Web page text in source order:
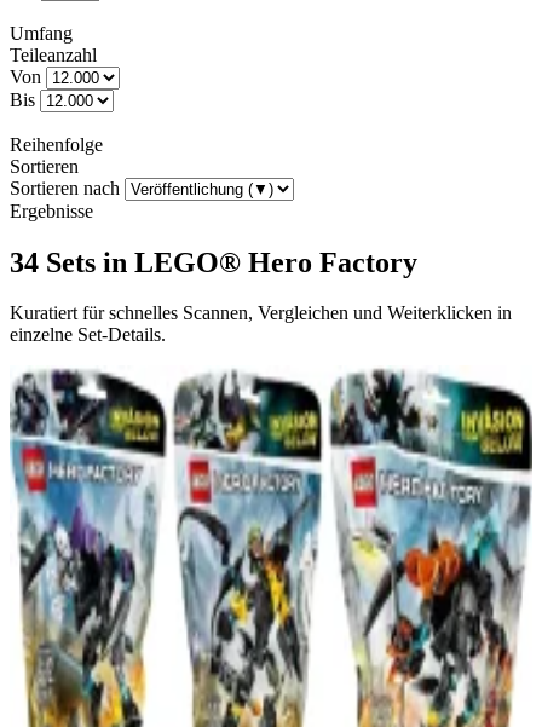
Umfang
Teileanzahl
Von
Bis
Reihenfolge
Sortieren
Sortieren nach
Ergebnisse
34 Sets in LEGO® Hero Factory
Kuratiert für schnelles Scannen, Vergleichen und Weiterklicken in
einzelne Set-Details.